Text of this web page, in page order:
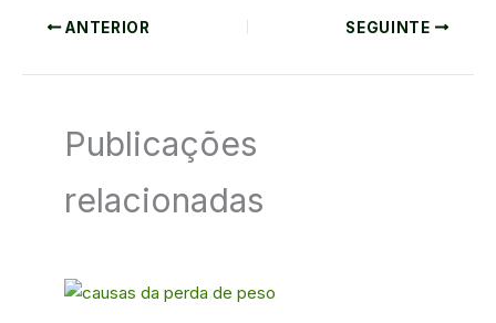
ANTERIOR SEGUINTE
Publicações
relacionadas